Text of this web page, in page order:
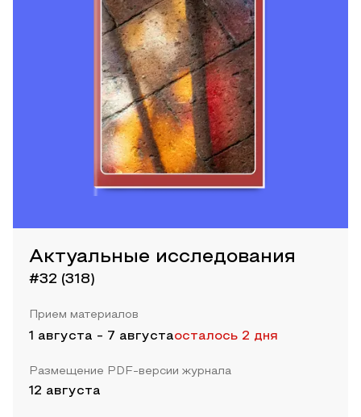
Актуальные исследования
#32 (318)
Прием материалов
1 августа - 7 августаосталось 2 дня
Размещение PDF-версии журнала
12 августа